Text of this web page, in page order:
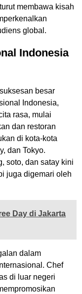
membawa kisah
global.
Indonesia
besar
Indonesia,
rasa, mulai
dan restoran
di kota-kota
dan Tokyo.
soto, dan satay kini
juga digemari oleh
Day di Jakarta
dalam
Chef
di luar negeri